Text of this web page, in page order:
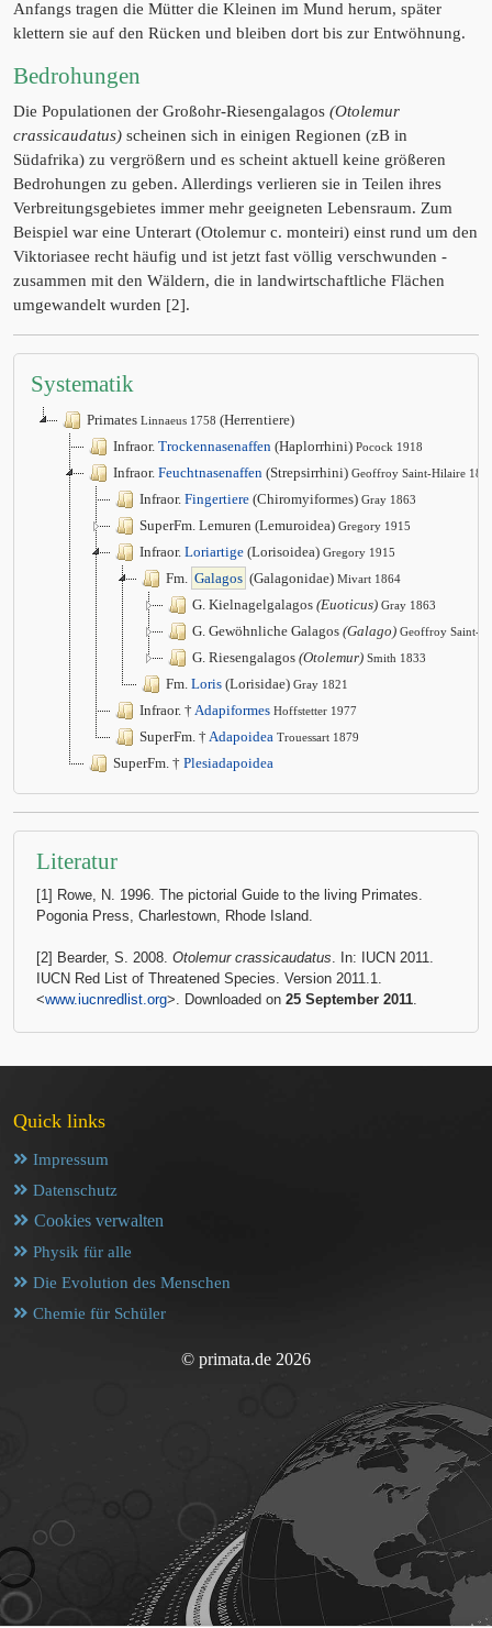
Anfangs tragen die Mütter die Kleinen im Mund herum, später
klettern sie auf den Rücken und bleiben dort bis zur Entwöhnung.
Bedrohungen
Die Populationen der Großohr-Riesengalagos (Otolemur
crassicaudatus) scheinen sich in einigen Regionen (zB in
Südafrika) zu vergrößern und es scheint aktuell keine größeren
Bedrohungen zu geben. Allerdings verlieren sie in Teilen ihres
Verbreitungsgebietes immer mehr geeigneten Lebensraum. Zum
Beispiel war eine Unterart (Otolemur c. monteiri) einst rund um den
Viktoriasee recht häufig und ist jetzt fast völlig verschwunden -
zusammen mit den Wäldern, die in landwirtschaftliche Flächen
umgewandelt wurden [2].
Systematik
Primates Linnaeus 1758 (Herrentiere)
Infraor. Trockennasenaffen (Haplorrhini) Pocock 1918
Infraor. Feuchtnasenaffen (Strepsirrhini) Geoffroy Saint-Hilaire
Infraor. Fingertiere (Chiromyiformes) Gray 1863
SuperFm. Lemuren (Lemuroidea) Gregory 1915
Infraor. Loriartige (Lorisoidea) Gregory 1915
Fm. Galagos (Galagonidae) Mivart 1864
G. Kielnagelgalagos (Euoticus) Gray 1863
G. Gewöhnliche Galagos (Galago) Geoffroy Saint-
G. Riesengalagos (Otolemur) Smith 1833
Fm. Loris (Lorisidae) Gray 1821
Infraor. † Adapiformes Hoffstetter 1977
SuperFm. † Adapoidea Trouessart 1879
SuperFm. † Plesiadapoidea
Literatur
[1] Rowe, N. 1996. The pictorial Guide to the living Primates.
Pogonia Press, Charlestown, Rhode Island.
[2] Bearder, S. 2008. Otolemur crassicaudatus . In: IUCN 2011.
IUCN Red List of Threatened Species. Version 2011.1.
<www.iucnredlist.org>. Downloaded on 25 September 2011
Quick links
Impressum
Datenschutz
Cookies verwalten
Physik für alle
Die Evolution des Menschen
Chemie für Schüler
© primata.de 2026